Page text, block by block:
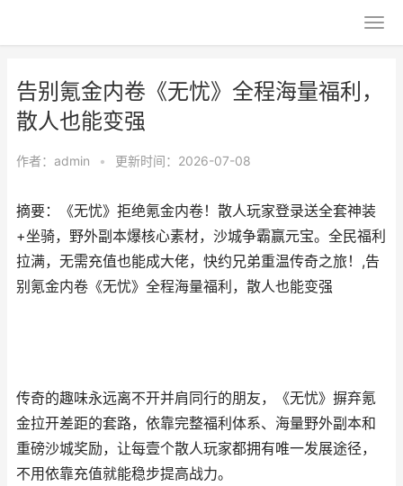
告别氪金内卷《无忧》全程海量福利，
散人也能变强
作者： admin • 更新时间：2026-07-08
摘要：《无忧》拒绝氪金内卷！散人玩家登录送全套神装
+坐骑，野外副本爆核心素材，沙城争霸赢元宝。全民福利
拉满，无需充值也能成大佬，快约兄弟重温传奇之旅！,告
别氪金内卷《无忧》全程海量福利，散人也能变强
传奇的趣味永远离不开并肩同行的朋友，《无忧》摒弃氪
金拉开差距的套路，依靠完整福利体系、海量野外副本和
重磅沙城奖励，让每壹个散人玩家都拥有唯一发展途径，
不用依靠充值就能稳步提高战力。